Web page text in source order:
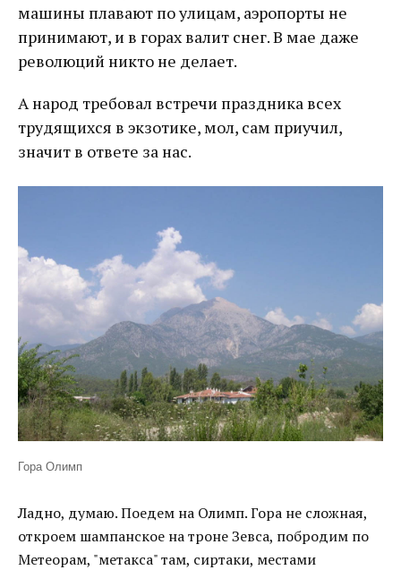
машины плавают по улицам, аэропорты не
принимают, и в горах валит снег. В мае даже
революций никто не делает.
А народ требовал встречи праздника всех
трудящихся в экзотике, мол, сам приучил,
значит в ответе за нас.
Гора Олимп
Ладно, думаю. Поедем на Олимп. Гора не сложная,
откроем шампанское на троне Зевса, побродим по
Метеорам, "метакса" там, сиртаки, местами